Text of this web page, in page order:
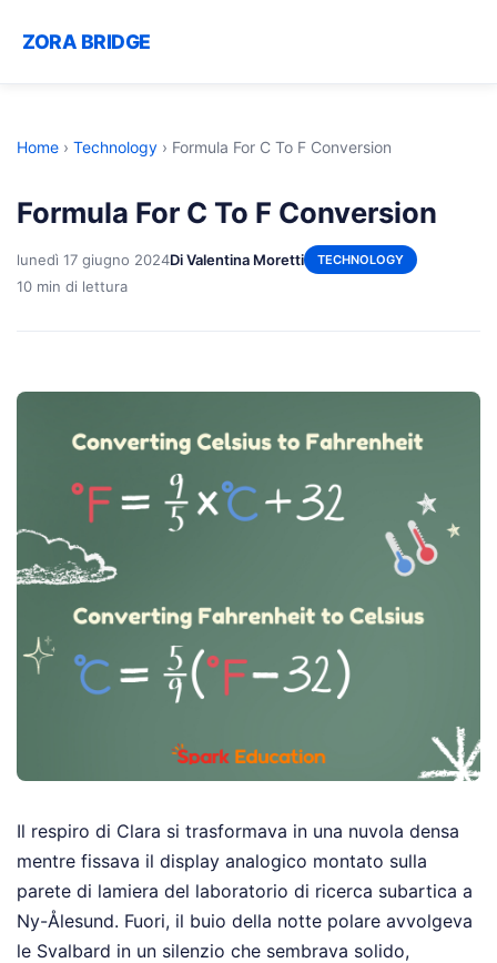
ZORA BRIDGE
Home › Technology › Formula For C To F Conversion
Formula For C To F Conversion
lunedì 17 giugno 2024Di Valentina Moretti TECHNOLOGY
10 min di lettura
Il respiro di Clara si trasformava in una nuvola densa
mentre fissava il display analogico montato sulla
parete di lamiera del laboratorio di ricerca subartica a
Ny-Ålesund. Fuori, il buio della notte polare avvolgeva
le Svalbard in un silenzio che sembrava solido,